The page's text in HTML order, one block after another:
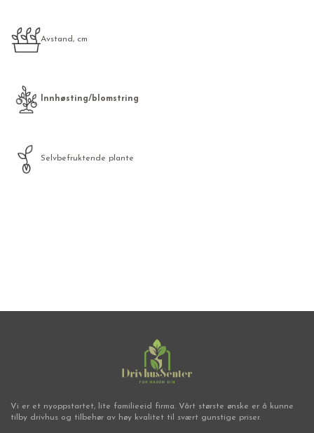
Avstand, cm
Innhøsting/blomstring
Selvbefruktende plante
Vi er et nyoppstartet, lite familieeid firma. Vårt største ønske er å kunne
tilby drivhus og tilbehør av høy kvalitet til svært gunstige priser.